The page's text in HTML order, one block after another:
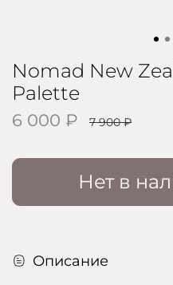
Nomad New
Palette
6 000 ₽ 7 900 ₽
Нет в
Описание